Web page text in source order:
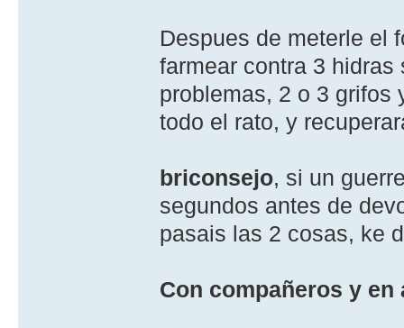
Despues de meterle el
farmear contra 3
problemas, 2 o 3 grifos
todo el rato, y
briconsejo, si un
segundos antes de
pasais las 2 cosas, ke
Con compañeros y en